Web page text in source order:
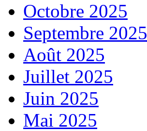
Octobre 2025
Septembre 2025
Août 2025
Juillet 2025
Juin 2025
Mai 2025